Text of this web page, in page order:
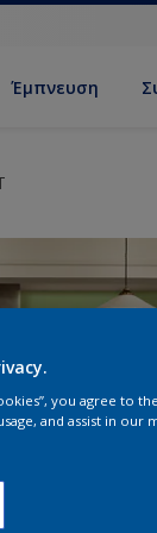
Έμπνευση
you agree to
and assist in our